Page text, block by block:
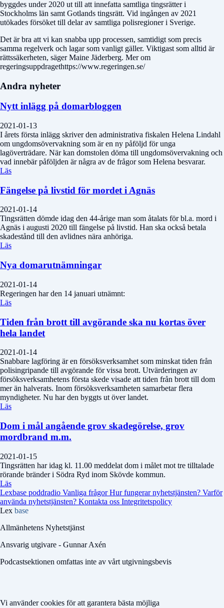
byggdes under 2020 ut till att innefatta samtliga tingsrätter i
Stockholms län samt Gotlands tingsrätt. Vid ingången av 2021
utökades försöket till delar av samtliga polisregioner i Sverige.
Det är bra att vi kan snabba upp processen, samtidigt som precis
samma regelverk och lagar som vanligt gäller. Viktigast som alltid är
rättssäkerheten, säger Maine Jäderberg. Mer om
regeringsuppdragethttps://www.regeringen.se/
Andra nyheter
Nytt inlägg på domarbloggen
2021-01-13
I årets första inlägg skriver den administrativa fiskalen Helena Lindahl
om ungdomsövervakning som är en ny påföljd för unga
lagöverträdare. När kan domstolen döma till ungdomsövervakning och
vad innebär påföljden är några av de frågor som Helena besvarar.
Läs
Fängelse på livstid för mordet i Agnäs
2021-01-14
Tingsrätten dömde idag den 44-årige man som åtalats för bl.a. mord i
Agnäs i augusti 2020 till fängelse på livstid. Han ska också betala
skadestånd till den avlidnes nära anhöriga.
Läs
Nya domarutnämningar
2021-01-14
Regeringen har den 14 januari utnämnt:
Läs
Tiden från brott till avgörande ska nu kortas över
hela landet
2021-01-14
Snabbare lagföring är en försöksverksamhet som minskat tiden från
polisingripande till avgörande för vissa brott. Utvärderingen av
försöksverksamhetens första skede visade att tiden från brott till dom
mer än halverats. Inom försöksverksamheten samarbetar flera
myndigheter. Nu har den byggts ut över landet.
Läs
Dom i mål angående grov skadegörelse, grov
mordbrand m.m.
2021-01-15
Tingsrätten har idag kl. 11.00 meddelat dom i målet mot tre tilltalade
rörande bränder i Södra Ryd inom Skövde kommun.
Läs
Lexbase poddradio Vanliga frågorHur fungerar nyhetstjänsten? Varför
använda nyhetstjänsten? Kontakta oss Integritetspolicy
Lex base
Allmänhetens Nyhetstjänst
Ansvarig utgivare - Gunnar Axén
Podcastsektionen omfattas inte av vårt utgivningsbevis
Vi använder cookies för att garantera bästa möjliga